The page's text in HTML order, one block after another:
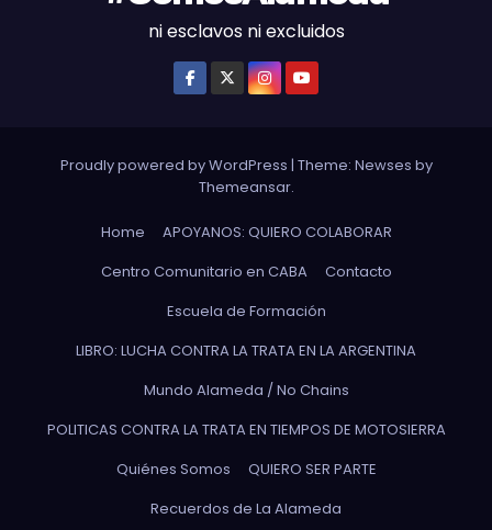
ni esclavos ni excluidos
Proudly powered by WordPress | Theme: Newses by
Themeansar.
Home
APOYANOS: QUIERO COLABORAR
Centro Comunitario en CABA
Contacto
Escuela de Formación
LIBRO: LUCHA CONTRA LA TRATA EN LA ARGENTINA
Mundo Alameda / No Chains
POLITICAS CONTRA LA TRATA EN TIEMPOS DE MOTOSIERRA
Quiénes Somos
QUIERO SER PARTE
Recuerdos de La Alameda